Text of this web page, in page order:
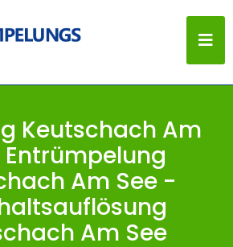
Keutschach Am
Entrümpelung
Am See -
Am See